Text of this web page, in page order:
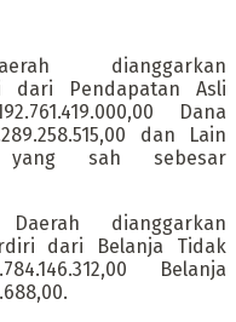
dianggarkan
dari Pendapatan Asli
Dana
dan Lain
yang sah sebesar
dianggarkan
dari Belanja Tidak
Belanja